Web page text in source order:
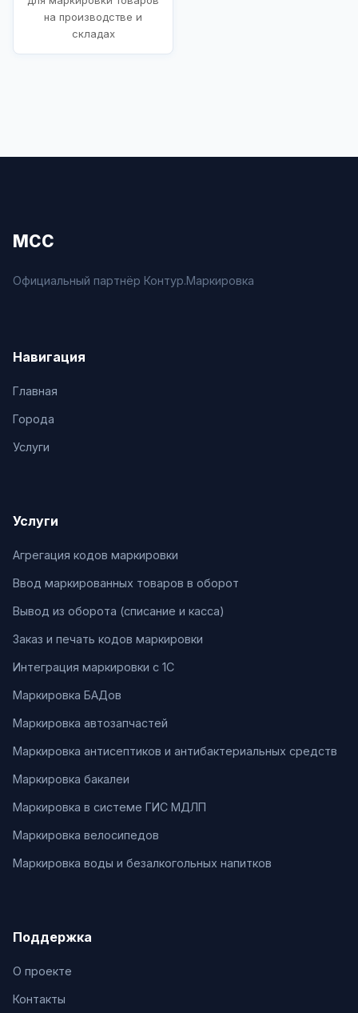
на производстве и
складах
МСС
Официальный партнёр Контур.Маркировка
Навигация
Главная
Города
Услуги
Услуги
Агрегация кодов маркировки
Ввод маркированных товаров в оборот
Вывод из оборота (списание и касса)
Заказ и печать кодов маркировки
Интеграция маркировки с 1С
Маркировка БАДов
Маркировка автозапчастей
Маркировка антисептиков и антибактериальных средств
Маркировка бакалеи
Маркировка в системе ГИС МДЛП
Маркировка велосипедов
Маркировка воды и безалкогольных напитков
Поддержка
О проекте
Контакты